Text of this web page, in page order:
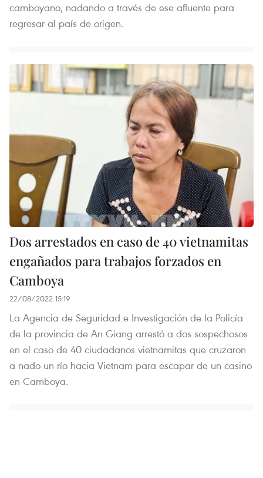
camboyano, nadando a través de ese afluente para
regresar al país de origen.
Dos arrestados en caso de 40 vietnamitas
engañados para trabajos forzados en
Camboya
22/08/2022 15:19
La Agencia de Seguridad e Investigación de la Policía
de la provincia de An Giang arrestó a dos sospechosos
en el caso de 40 ciudadanos vietnamitas que cruzaron
a nado un río hacia Vietnam para escapar de un casino
en Camboya.